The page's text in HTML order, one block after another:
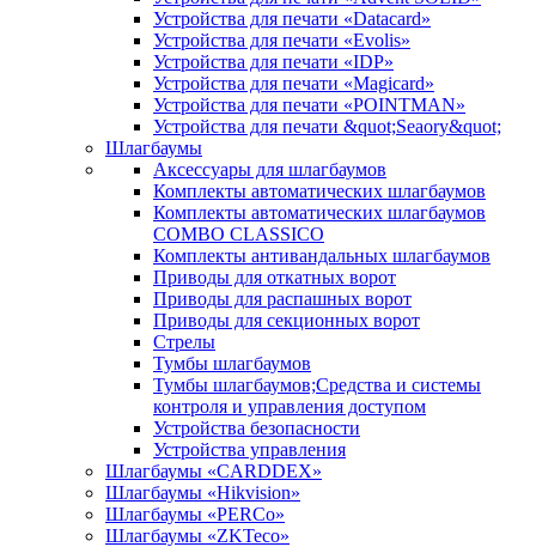
Устройства для печати «Datacard»
Устройства для печати «Evolis»
Устройства для печати «IDP»
Устройства для печати «Magicard»
Устройства для печати «POINTMAN»
Устройства для печати &quot;Seaory&quot;
Шлагбаумы
Аксессуары для шлагбаумов
Комплекты автоматических шлагбаумов
Комплекты автоматических шлагбаумов
COMBO CLASSICO
Комплекты антивандальных шлагбаумов
Приводы для откатных ворот
Приводы для распашных ворот
Приводы для секционных ворот
Стрелы
Тумбы шлагбаумов
Тумбы шлагбаумов;Средства и системы
контроля и управления доступом
Устройства безопасности
Устройства управления
Шлагбаумы «CARDDEX»
Шлагбаумы «Hikvision»
Шлагбаумы «PERCo»
Шлагбаумы «ZKTeco»